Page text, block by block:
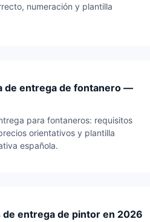
numeración y plantilla
de entrega de fontanero —
para fontaneros: requisitos
orientativos y plantilla
española.
de entrega de pintor en 2026